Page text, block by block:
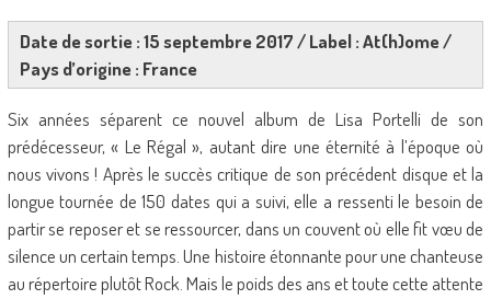
Date de sortie : 15 septembre 2017 / Label : At(h)ome /
Pays d’origine : France
Six années séparent ce nouvel album de Lisa Portelli de son
prédécesseur, « Le Régal », autant dire une éternité à l’époque où
nous vivons ! Après le succès critique de son précédent disque et la
longue tournée de 150 dates qui a suivi, elle a ressenti le besoin de
partir se reposer et se ressourcer, dans un couvent où elle fit vœu de
silence un certain temps. Une histoire étonnante pour une chanteuse
au répertoire plutôt Rock. Mais le poids des ans et toute cette attente